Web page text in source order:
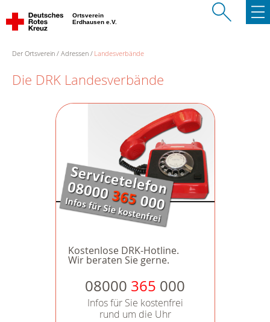
Ortsverein
Erdhausen e.V.
Der Ortsverein Adressen Landesverbände
Die DRK Landesverbände
Kostenlose DRK-Hotline.
Wir beraten Sie gerne.
08000 365 000
Infos für Sie kostenfrei
rund um die Uhr